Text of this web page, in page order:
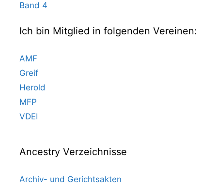
Band 4
Ich bin Mitglied in folgenden Vereinen:
AMF
Greif
Herold
MFP
VDEI
Ancestry Verzeichnisse
Archiv- und Gerichtsakten